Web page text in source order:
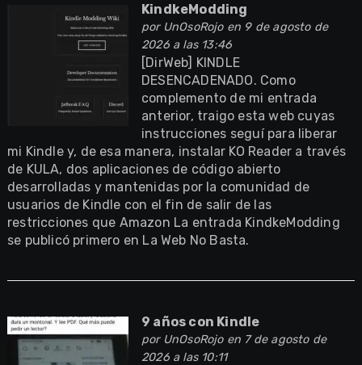
KindkeModding
por UnOsoRojoen 9 de agosto de
2026 a las 13:46
[DirWeb] KINDLE
DESENCADENADO. Como
complemento de mi entrada
anterior, traigo esta web cuyas
instrucciones seguí para liberar
mi Kindle y, de esa manera, instalar KO Reader a través
de KULA, dos aplicaciones de código abierto
desarrolladas y mantenidas por la comunidad de
usuarios de Kindle con el fin de salir de las
restricciones que Amazon La entrada KindkeModding
se publicó primero en La Web No Basta.
9 años con Kindle
por UnOsoRojoen 7 de agosto de
2026 a las 10:11